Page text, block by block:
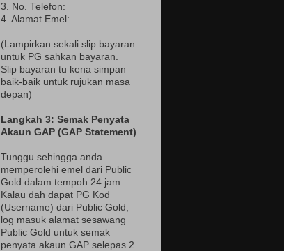
3. No. Telefon:
4. Alamat Emel:
(Lampirkan sekali slip bayaran
untuk PG sahkan bayaran.
Slip bayaran tu kena simpan
baik-baik untuk rujukan masa
depan)
Langkah 3: Semak Penyata
Akaun GAP (GAP Statement)
Tunggu sehingga anda
memperolehi emel dari Public
Gold dalam tempoh 24 jam.
Kalau dah dapat PG Kod
(Username) dari Public Gold,
log masuk alamat sesawang
Public Gold untuk semak
penyata akaun GAP selepas 2